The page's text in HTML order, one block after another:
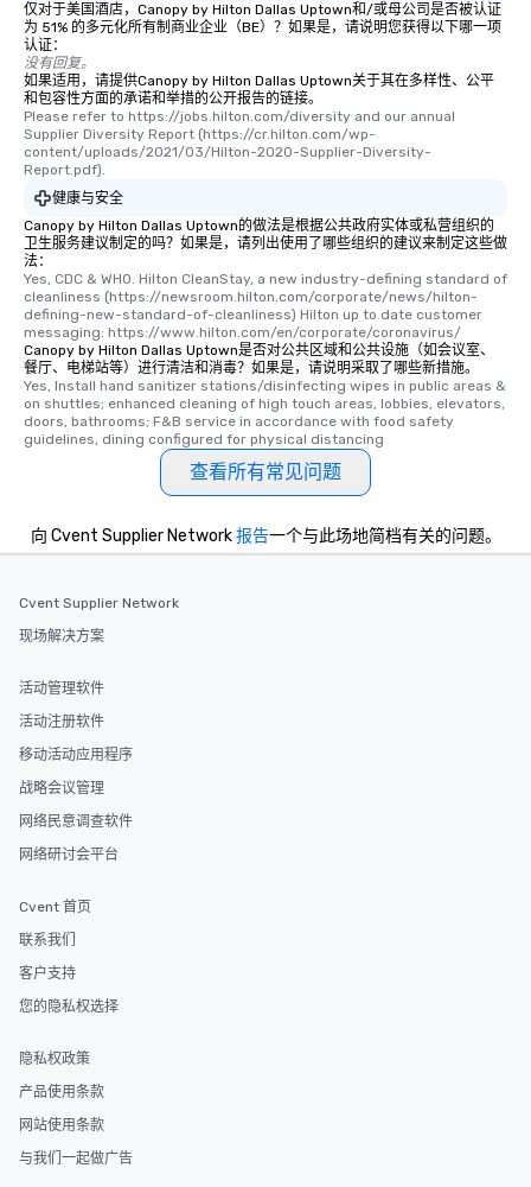
仅对于美国酒店，Canopy by Hilton Dallas Uptown和/或母公司是否被认证
为 51% 的多元化所有制商业企业（BE）？如果是，请说明您获得以下哪一项
认证：
没有回复。
如果适用，请提供Canopy by Hilton Dallas Uptown关于其在多样性、公平
和包容性方面的承诺和举措的公开报告的链接。
Please refer to https://jobs.hilton.com/diversity and our annual
Supplier Diversity Report (https://cr.hilton.com/wp-
content/uploads/2021/03/Hilton-2020-Supplier-Diversity-
Report.pdf).
健康与安全
Canopy by Hilton Dallas Uptown的做法是根据公共政府实体或私营组织的
卫生服务建议制定的吗？如果是，请列出使用了哪些组织的建议来制定这些做
法：
Yes, CDC & WHO. Hilton CleanStay, a new industry-defining standard of
cleanliness (https://newsroom.hilton.com/corporate/news/hilton-
defining-new-standard-of-cleanliness) Hilton up to date customer
messaging: https://www.hilton.com/en/corporate/coronavirus/
Canopy by Hilton Dallas Uptown是否对公共区域和公共设施（如会议室、
餐厅、电梯站等）进行清洁和消毒？如果是，请说明采取了哪些新措施。
Yes, Install hand sanitizer stations/disinfecting wipes in public areas &
on shuttles; enhanced cleaning of high touch areas, lobbies, elevators,
doors, bathrooms; F&B service in accordance with food safety
guidelines, dining configured for physical distancing
查看所有常见问题
向 Cvent Supplier Network报告一个与此场地简档有关的问题。
Cvent Supplier Network
现场解决方案
活动管理软件
活动注册软件
移动活动应用程序
战略会议管理
网络民意调查软件
网络研讨会平台
Cvent 首页
联系我们
客户支持
您的隐私权选择
隐私权政策
产品使用条款
网站使用条款
与我们一起做广告